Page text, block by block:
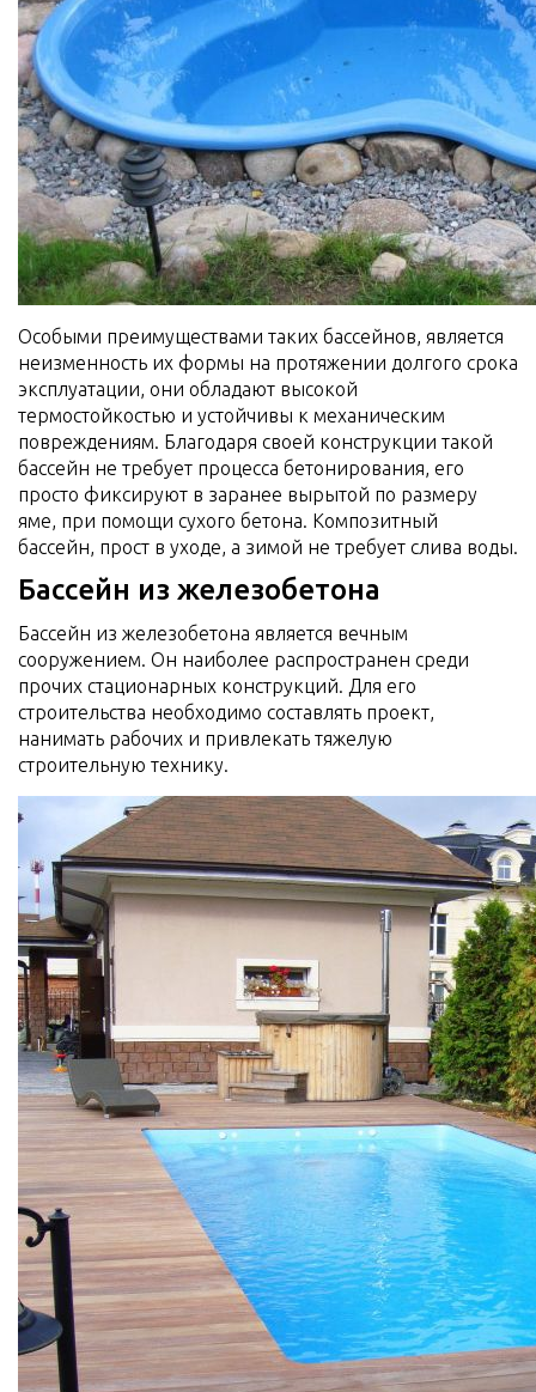
Особыми преимуществами таких бассейнов, является
неизменность их формы на протяжении долгого срока
эксплуатации, они обладают высокой
термостойкостью и устойчивы к механическим
повреждениям. Благодаря своей конструкции такой
бассейн не требует процесса бетонирования, его
просто фиксируют в заранее вырытой по размеру
яме, при помощи сухого бетона. Композитный
бассейн, прост в уходе, а зимой не требует слива воды.
Бассейн из железобетона
Бассейн из железобетона является вечным
сооружением. Он наиболее распространен среди
прочих стационарных конструкций. Для его
строительства необходимо составлять проект,
нанимать рабочих и привлекать тяжелую
строительную технику.